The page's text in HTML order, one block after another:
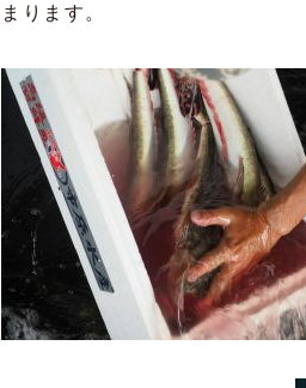
まります。